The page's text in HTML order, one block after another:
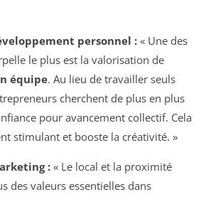
personnel : « Une des
le plus est la valorisation de
équipe. Au lieu de travailler seuls
cherchent de plus en plus
pour avancement collectif. Cela
stimulant et booste la créativité. »
: « Le local et la proximité
des valeurs essentielles dans